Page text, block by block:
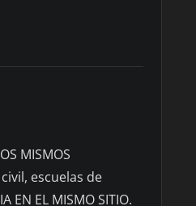
MISMOS
civil, escuelas de
EN EL MISMO SITIO.